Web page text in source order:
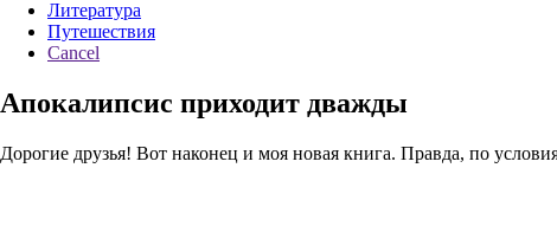
Литература
Путешествия
Cancel
Апокалипсис приходит дважды
Дорогие друзья! Вот наконец и моя новая книга. Правда, по